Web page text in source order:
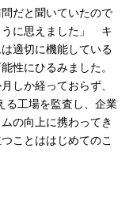
だと聞いていたので
うに思えました」 キ
適切に機能している
性にひるみました。
しか経っておらず、
る工場を監査し、企業
の向上に携わってき
ことははじめてのこ